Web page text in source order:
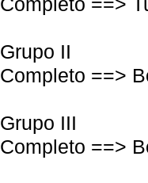
Grupo II
Completo ==>
Grupo III
Completo ==>